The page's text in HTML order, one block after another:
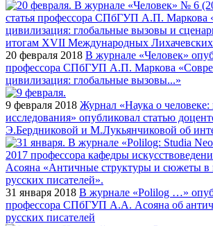
20 февраля 2018 В журнале «Человек»
профессора СПбГУП А.П. Маркова
цивилизация: глобальные вызовы...»
9 февраля 2018 Журнал «Наука о
исследования» опубликовал статью
Э.Бердниковой и М.Лукьянчиковой об
31 января 2018 В журнале «Polilog …»
профессора СПбГУП А.А. Асояна об
русских писателей